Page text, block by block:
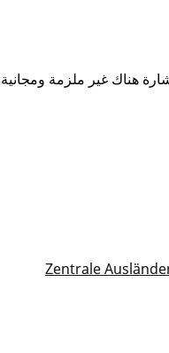
هناك غير ملزمة
Zentrale